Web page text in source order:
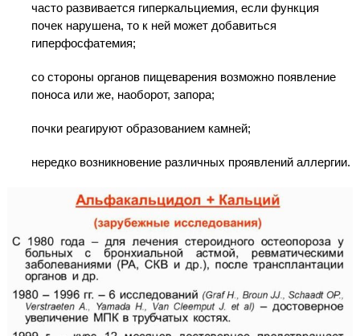
часто развивается гиперкальциемия, если функция
почек нарушена, то к ней может добавиться
гиперфосфатемия;
со стороны органов пищеварения возможно появление
поноса или же, наоборот, запора;
почки реагируют образованием камней;
нередко возникновение различных проявлений аллергии.